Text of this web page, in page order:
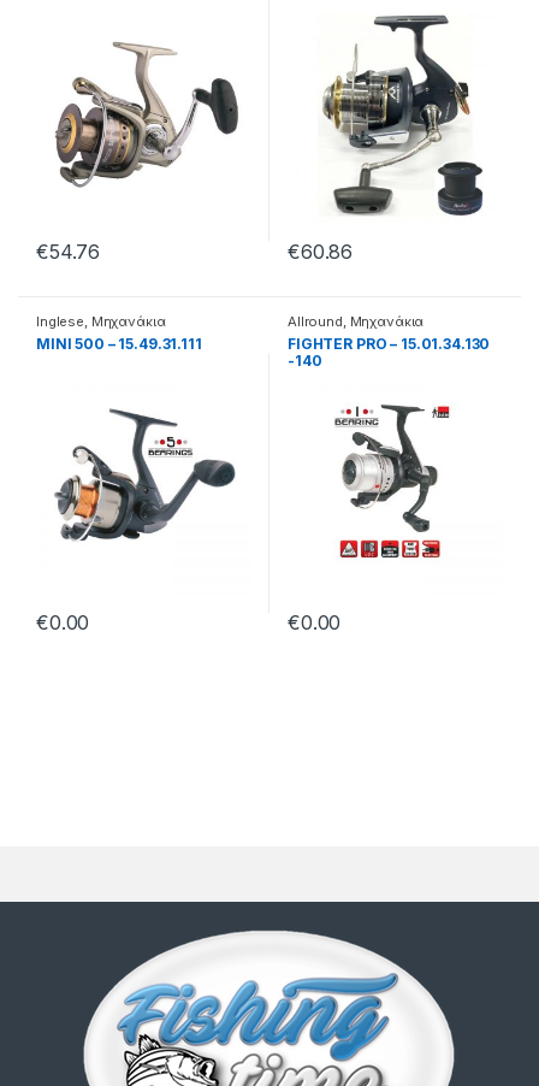
€54.76 €60.86
Inglese, Μηχανάκια
MINI 500 – 15.49.31.111
€0.00
Allround, Μηχανάκια
FIGHTER PRO – 15.01.34.130
-140
€0.00